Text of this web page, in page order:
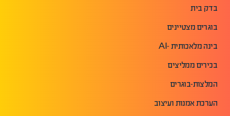
בדק בית
בוגרים מצטיינים
בינה מלאכותית -AI
בכירים ממליצים
המלצות-בוגרים
הערכת אמנות ועיצוב